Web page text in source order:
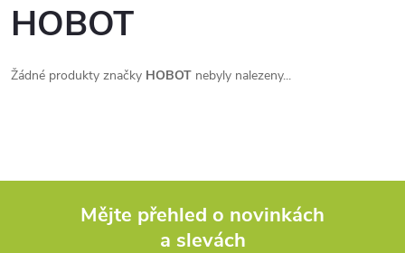
HOBOT
Žádné produkty značky HOBOT nebyly nalezeny...
Mějte přehled o novinkách
a slevách